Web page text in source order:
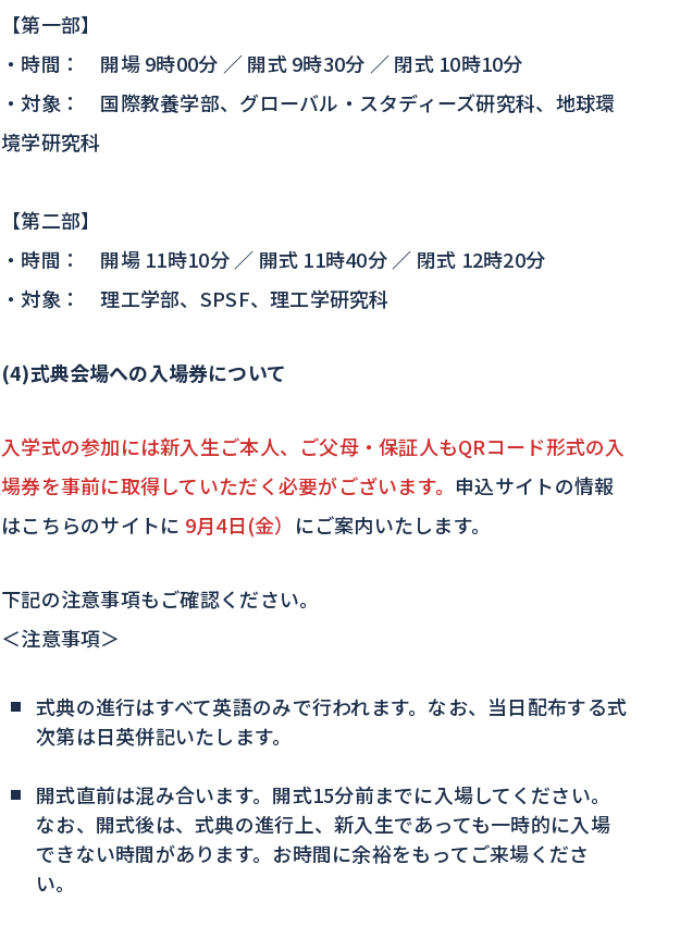
【第一部】
・時間： 開場 9時00分 ／ 開式 9時30分 ／ 閉式 10時10分
・対象： 国際教養学部、グローバル・スタディーズ研究科、地球環
境学研究科
【第二部】
・時間： 開場 11時10分 ／ 開式 11時40分 ／ 閉式 12時20分
・対象： 理工学部、SPSF、理工学研究科
(4)式典会場への入場券について
入学式の参加には新入生ご本人、ご父母・保証人もQRコード形式の入
場券を事前に取得していただく必要がございます。 申込サイトの情報
はこちらのサイトに 9月4日(金） にご案内いたします。
下記の注意事項もご確認ください。
＜注意事項＞
式典の進行はすべて英語のみで行われます。なお、当日配布する式
次第は日英併記いたします。
開式直前は混み合います。開式15分前までに入場してください。
なお、開式後は、式典の進行上、新入生であっても一時的に入場
できない時間があります。お時間に余裕をもってご来場くださ
い。